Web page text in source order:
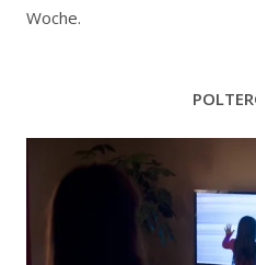
Woche.